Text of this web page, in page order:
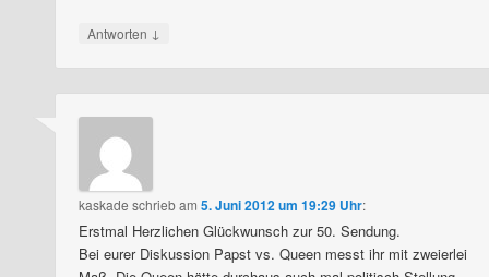
Antworten ↓
kaskade schriebam5. Juni 2012 um 19:29 Uhr:
Erstmal Herzlichen Glückwunsch zur 50. Sendung.
Bei eurer Diskussion Papst vs. Queen messt ihr mit zweierlei